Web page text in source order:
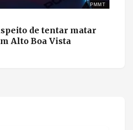
PMMT
de tentar matar
Alto Boa Vista